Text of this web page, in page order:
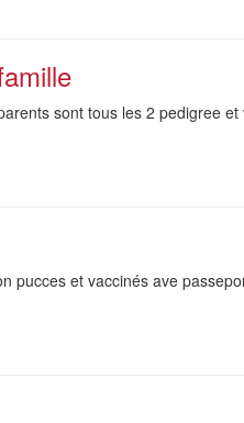
sont tous les 2 pedigree
pucces et vaccinés ave